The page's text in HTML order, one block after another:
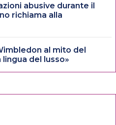
abusive durante il
richiama alla
al mito del
del lusso»